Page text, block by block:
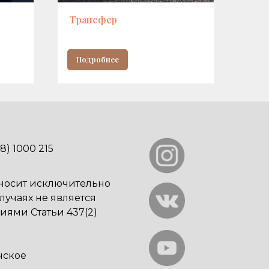
Трансфер
Подробнее
исключительно
не является
Статьи 437(2)
1000 215